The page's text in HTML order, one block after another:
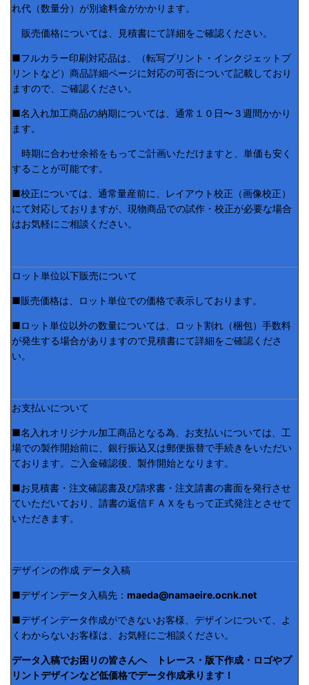
れ代（数量分）が別途料金がかかります。
販売価格については、見積書にて詳細をご確認ください。
■フルカラー印刷対応品は、（転写プリント・インクジェットプ
リントなど）商品詳細ページに対応の可否について記載しており
ますので、ご確認ください。
■名入れ加工商品の納期については、通常１０日〜３週間かかり
ます。
時期に合わせ余裕をもってご計画いただけますと、単価も安く
することが可能です。
■校正については、通常量産前に、レイアウト校正（画像校正）
にて対応しておりますが、現物商品での試作・校正が必要な場合
はお気軽にご相談ください。
ロット単位以下販売について
■販売価格は、ロット単位での価格で表示しております。
■ロット単位以外の数量については、ロット割れ（梱包）手数料
が発生する場合がありますので見積書にて詳細をご確認くださ
い。
お支払いについて
■名入れオリジナル加工商品となる為、お支払いについては、工
場での製作開始前に、銀行振込又は郵便振替で手続きをいただい
ております。ご入金確認後、製作開始となります。
■お見積書・注文確認書及び請求書・注文請書の書面を発行させ
ていただいており、請書の返信ＦＡＸをもって正式発注とさせて
いただきます。
デザインの作成 データ入稿
■デザインデータ入稿先： maeda@namaeire.ocnk.net
■デザインデータ作成ができないお客様、デザインについて、よ
くわからないお客様は、お気軽にご相談ください。
データ入稿でお困りの皆さんへ トレース・版下作成・ロゴやプ
リントデザインなど低価格でデータ作成承ります！